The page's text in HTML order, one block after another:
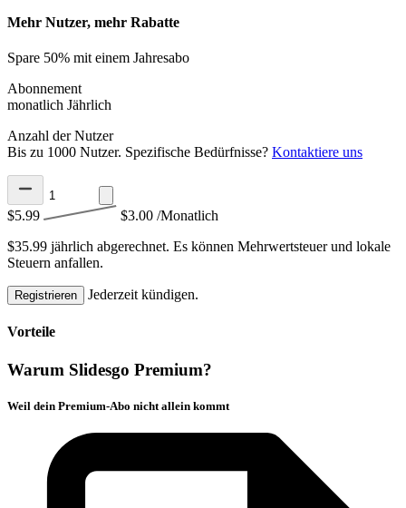
Mehr Nutzer, mehr Rabatte
Spare 50% mit einem Jahresabo
Abonnement
monatlich Jährlich
Anzahl der Nutzer
Bis zu 1000 Nutzer. Spezifische Bedürfnisse? Kontaktiere uns
$5.99 $3.00 /Monatlich
$35.99 jährlich abgerechnet. Es können Mehrwertsteuer und lokale
Steuern anfallen.
Registrieren Jederzeit kündigen.
Vorteile
Warum Slidesgo Premium?
Weil dein Premium-Abo nicht allein kommt